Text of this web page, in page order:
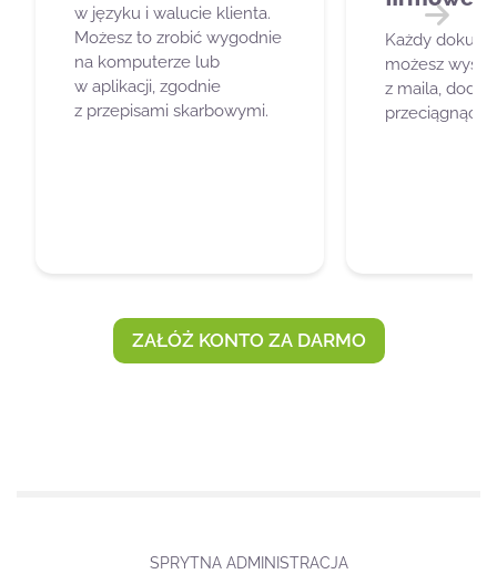
Dalej
w języku i walucie klienta.
Możesz to zrobić wygodnie
na komputerze lub
w aplikacji, zgodnie
z przepisami skarbowymi.
Każdy
możesz
z maila,
przeciągnąć
ZAŁÓŻ KONTO ZA DARMO
SPRYTNA ADMINISTRACJA